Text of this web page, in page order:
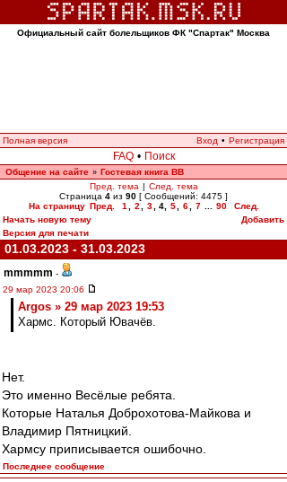
Официальный сайт болельщиков ФК "Спартак" Москва
Полная версия Вход • Регистрация
FAQ • Поиск
Общение на сайте » Гостевая книга ВВ
Пред. тема | След. тема
Страница 4 из 90 [ Сообщений: 4475 ]
На страницу Пред. 1 2 3 4, 5 6 7 90
След.
Начать новую тему
Добавить
Версия для печати
01.03.2023 - 31.03.2023
mmmmm -
29 мар 2023 20:06
Argos » 29 мар 2023 19:53
Хармс. Который Ювачёв.
Нет.
Это именно Весёлые ребята.
Которые Наталья Доброхотова-Майкова и
Владимир Пятницкий.
Хармсу приписывается ошибочно.
Последнее сообщение